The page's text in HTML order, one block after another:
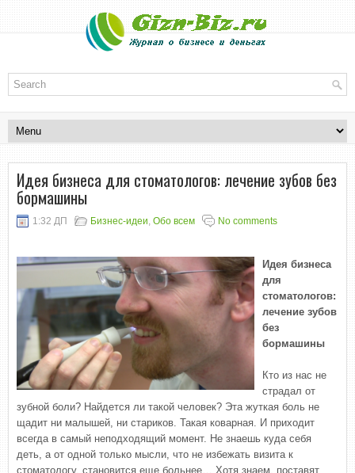
Идея бизнеса для стоматологов: лечение зубов без
бормашины
1:32 ДП Бизнес-идеи, Обо всем No comments
Идея бизнеса
для
стоматологов:
лечение зубов
без
бормашины
Кто из нас не
страдал от
зубной боли? Найдется ли такой человек? Эта жуткая боль не
щадит ни малышей, ни стариков. Такая коварная. И приходит
всегда в самый неподходящий момент. Не знаешь куда себя
деть, а от одной только мысли, что не избежать визита к
стоматологу, становится еще больнее… Хотя знаем, поставят